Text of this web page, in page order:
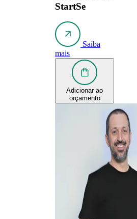
StartSe
Saiba
mais
Adicionar ao
orçamento